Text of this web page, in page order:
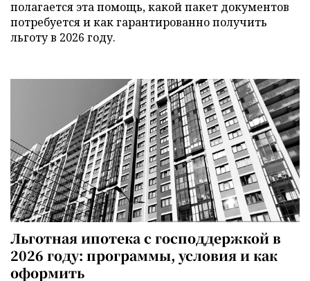
полагается эта помощь, какой пакет документов
потребуется и как гарантированно получить
льготу в 2026 году.
Льготная ипотека с господдержкой в
2026 году: программы, условия и как
оформить